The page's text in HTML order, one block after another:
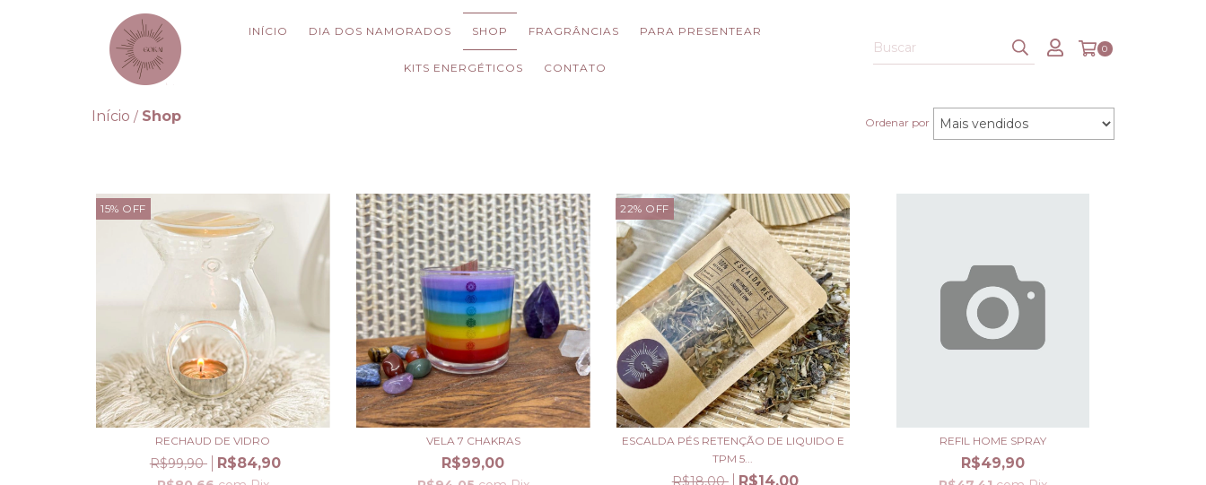
INÍCIO DIA DOS NAMORADOS SHOP FRAGRÂNCIAS PARA PRESENTEAR
KITS ENERGÉTICOS CONTATO
0
Início / Shop Ordenar por
15% OFF
RECHAUD DE VIDRO
R$99,90 R$84,90
VELA 7 CHAKRAS
R$99,00
22% OFF
ESCALDA PÉS RETENÇÃO DE LIQUIDO E
TPM 5...
R$18,00 R$14,00
REFIL HOME SPRAY
R$49,90